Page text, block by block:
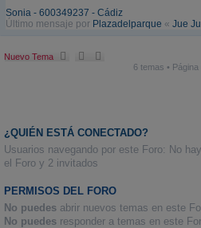
Sonia - 600349237 - Cádiz
Último mensaje por Plazadelparque « Jue
Nuevo Tema
6 temas • Página
¿QUIÉN ESTÁ CONECTADO?
Usuarios navegando por este Foro: No
el Foro y 2 invitados
PERMISOS DEL FORO
No puedes abrir nuevos temas en este
No puedes responder a temas en este